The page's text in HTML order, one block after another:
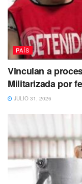
PAÍS
Vinculan a
Militarizada por
JULIO 31, 2026